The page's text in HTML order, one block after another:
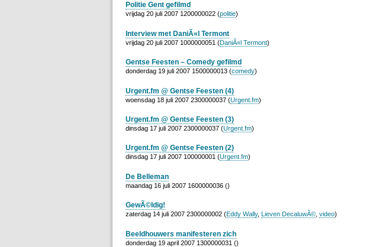
Politie Gent gefilmd
vrijdag 20 juli 2007 1200000022 (politie)
Interview met DaniÃ«l Termont
vrijdag 20 juli 2007 1000000051 (DaniÃ«l Termont)
Gentse Feesten – Comedy gefilmd
donderdag 19 juli 2007 1500000013 (comedy)
Urgent.fm @ Gentse Feesten (4)
woensdag 18 juli 2007 2300000037 (Urgent.fm)
Urgent.fm @ Gentse Feesten (3)
dinsdag 17 juli 2007 2300000037 (Urgent.fm)
Urgent.fm @ Gentse Feesten (2)
dinsdag 17 juli 2007 100000001 (Urgent.fm)
De Belleman
maandag 16 juli 2007 1600000036 ()
GewÃ©ldig!
zaterdag 14 juli 2007 2300000002 (Eddy Wally, Lieven DecaluwÃ©, video)
Beeldhouwers manifesteren zich
donderdag 19 april 2007 1300000031 ()